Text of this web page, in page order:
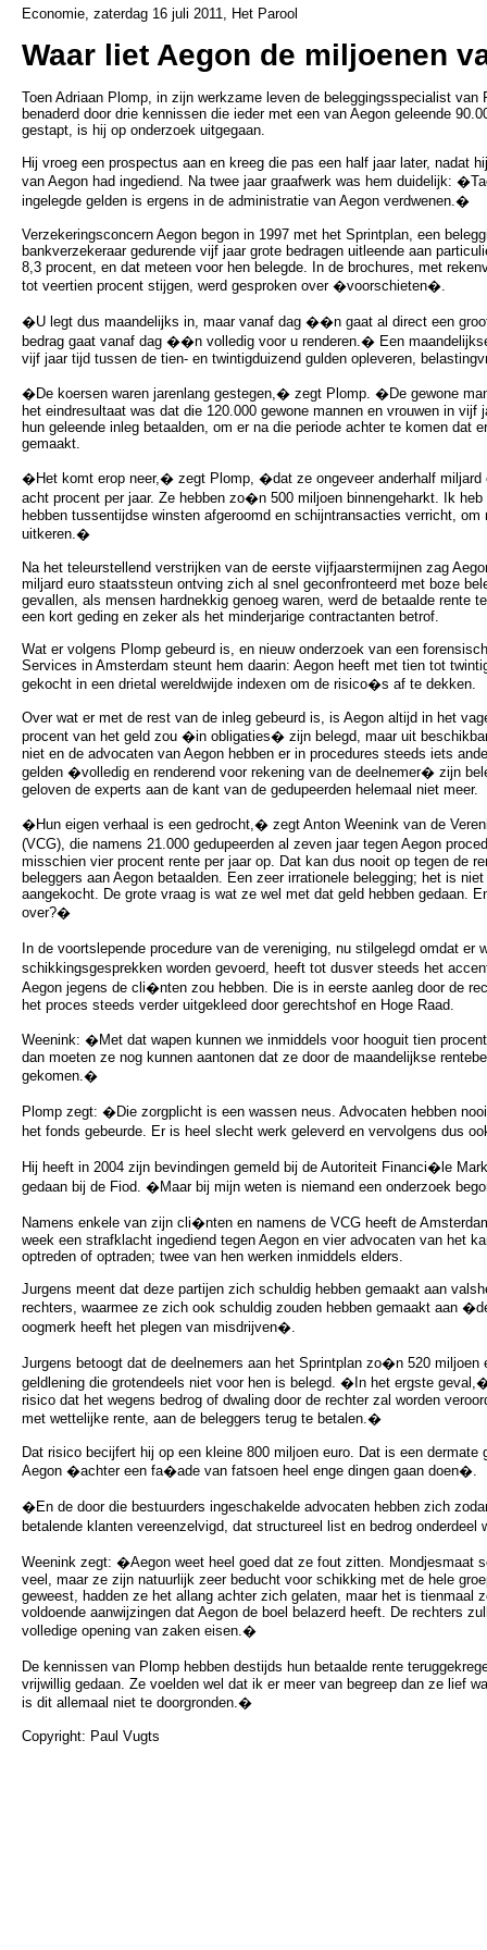
Economie, zaterdag 16 juli 2011, Het Parool
Waar liet Aegon de miljoenen
Toen Adriaan Plomp, in zijn werkzame leven de beleggingsspecialist van
benaderd door drie kennissen die ieder met een van Aegon geleende
gestapt, is hij op onderzoek uitgegaan.
Hij vroeg een prospectus aan en kreeg die pas een half jaar later, nadat
van Aegon had ingediend. Na twee jaar graafwerk was hem duidelijk:
ingelegde gelden is ergens in de administratie van Aegon verdwenen.�
Verzekeringsconcern Aegon begon in 1997 met het Sprintplan, een
bankverzekeraar gedurende vijf jaar grote bedragen uitleende aan
8,3 procent, en dat meteen voor hen belegde. In de brochures, met
tot veertien procent stijgen, werd gesproken over �voorschieten�.
�U legt dus maandelijks in, maar vanaf dag ��n gaat al direct een
bedrag gaat vanaf dag ��n volledig voor u renderen.� Een
vijf jaar tijd tussen de tien- en twintigduizend gulden opleveren,
�De koersen waren jarenlang gestegen,� zegt Plomp. �De gewone
het eindresultaat was dat die 120.000 gewone mannen en vrouwen in vijf
hun geleende inleg betaalden, om er na die periode achter te komen dat
gemaakt.
�Het komt erop neer,� zegt Plomp, �dat ze ongeveer anderhalf miljard
acht procent per jaar. Ze hebben zo�n 500 miljoen binnengeharkt. Ik
hebben tussentijdse winsten afgeroomd en schijntransacties verricht,
uitkeren.�
Na het teleurstellend verstrijken van de eerste vijfjaarstermijnen zag
miljard euro staatssteun ontving zich al snel geconfronteerd met boze
gevallen, als mensen hardnekkig genoeg waren, werd de betaalde rente
een kort geding en zeker als het minderjarige contractanten betrof.
Wat er volgens Plomp gebeurd is, en nieuw onderzoek van een
Services in Amsterdam steunt hem daarin: Aegon heeft met tien tot
gekocht in een drietal wereldwijde indexen om de risico�s af te dekken.
Over wat er met de rest van de inleg gebeurd is, is Aegon altijd in het
procent van het geld zou �in obligaties� zijn belegd, maar uit
niet en de advocaten van Aegon hebben er in procedures steeds iets
gelden �volledig en renderend voor rekening van de deelnemer� zijn
geloven de experts aan de kant van de gedupeerden helemaal niet meer.
�Hun eigen verhaal is een gedrocht,� zegt Anton Weenink van de
(VCG), die namens 21.000 gedupeerden al zeven jaar tegen Aegon
misschien vier procent rente per jaar op. Dat kan dus nooit op tegen de
beleggers aan Aegon betaalden. Een zeer irrationele belegging; het is
aangekocht. De grote vraag is wat ze wel met dat geld hebben gedaan.
over?�
In de voortslepende procedure van de vereniging, nu stilgelegd omdat
schikkingsgesprekken worden gevoerd, heeft tot dusver steeds het
Aegon jegens de cli�nten zou hebben. Die is in eerste aanleg door de
het proces steeds verder uitgekleed door gerechtshof en Hoge Raad.
Weenink: �Met dat wapen kunnen we inmiddels voor hooguit tien
dan moeten ze nog kunnen aantonen dat ze door de maandelijkse
gekomen.�
Plomp zegt: �Die zorgplicht is een wassen neus. Advocaten hebben
het fonds gebeurde. Er is heel slecht werk geleverd en vervolgens dus
Hij heeft in 2004 zijn bevindingen gemeld bij de Autoriteit Financi�le
gedaan bij de Fiod. �Maar bij mijn weten is niemand een onderzoek
Namens enkele van zijn cli�nten en namens de VCG heeft de
week een strafklacht ingediend tegen Aegon en vier advocaten van het
optreden of optraden; twee van hen werken inmiddels elders.
Jurgens meent dat deze partijen zich schuldig hebben gemaakt aan
rechters, waarmee ze zich ook schuldig zouden hebben gemaakt aan
oogmerk heeft het plegen van misdrijven�.
Jurgens betoogt dat de deelnemers aan het Sprintplan zo�n 520 miljoen
geldlening die grotendeels niet voor hen is belegd. �In het ergste
risico dat het wegens bedrog of dwaling door de rechter zal worden
met wettelijke rente, aan de beleggers terug te betalen.�
Dat risico becijfert hij op een kleine 800 miljoen euro. Dat is een
Aegon �achter een fa�ade van fatsoen heel enge dingen gaan doen�.
�En de door die bestuurders ingeschakelde advocaten hebben zich
betalende klanten vereenzelvigd, dat structureel list en bedrog
Weenink zegt: �Aegon weet heel goed dat ze fout zitten. Mondjesmaat
veel, maar ze zijn natuurlijk zeer beducht voor schikking met de hele
geweest, hadden ze het allang achter zich gelaten, maar het is tienmaal
voldoende aanwijzingen dat Aegon de boel belazerd heeft. De rechters
volledige opening van zaken eisen.�
De kennissen van Plomp hebben destijds hun betaalde rente
vrijwillig gedaan. Ze voelden wel dat ik er meer van begreep dan ze lief
is dit allemaal niet te doorgronden.�
Copyright: Paul Vugts